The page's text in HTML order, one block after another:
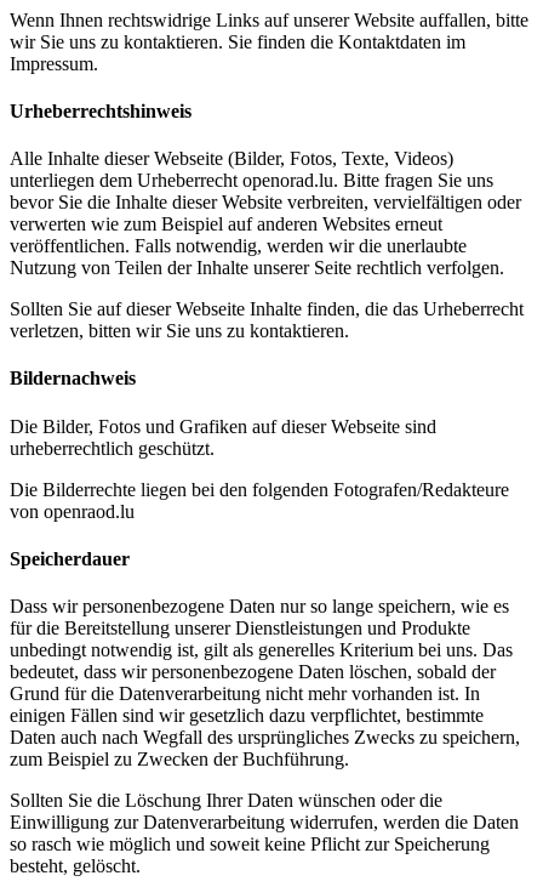
Wenn Ihnen rechtswidrige Links auf unserer Website auffallen, bitte
wir Sie uns zu kontaktieren. Sie finden die Kontaktdaten im
Impressum.
Urheberrechtshinweis
Alle Inhalte dieser Webseite (Bilder, Fotos, Texte, Videos)
unterliegen dem Urheberrecht openorad.lu. Bitte fragen Sie uns
bevor Sie die Inhalte dieser Website verbreiten, vervielfältigen oder
verwerten wie zum Beispiel auf anderen Websites erneut
veröffentlichen. Falls notwendig, werden wir die unerlaubte
Nutzung von Teilen der Inhalte unserer Seite rechtlich verfolgen.
Sollten Sie auf dieser Webseite Inhalte finden, die das Urheberrecht
verletzen, bitten wir Sie uns zu kontaktieren.
Bildernachweis
Die Bilder, Fotos und Grafiken auf dieser Webseite sind
urheberrechtlich geschützt.
Die Bilderrechte liegen bei den folgenden Fotografen/Redakteure
von openraod.lu
Speicherdauer
Dass wir personenbezogene Daten nur so lange speichern, wie es
für die Bereitstellung unserer Dienstleistungen und Produkte
unbedingt notwendig ist, gilt als generelles Kriterium bei uns. Das
bedeutet, dass wir personenbezogene Daten löschen, sobald der
Grund für die Datenverarbeitung nicht mehr vorhanden ist. In
einigen Fällen sind wir gesetzlich dazu verpflichtet, bestimmte
Daten auch nach Wegfall des ursprüngliches Zwecks zu speichern,
zum Beispiel zu Zwecken der Buchführung.
Sollten Sie die Löschung Ihrer Daten wünschen oder die
Einwilligung zur Datenverarbeitung widerrufen, werden die Daten
so rasch wie möglich und soweit keine Pflicht zur Speicherung
besteht, gelöscht.